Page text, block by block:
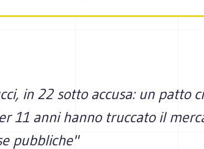
in 22 sotto accusa: un patto
11 anni hanno truccato il
pubbliche"